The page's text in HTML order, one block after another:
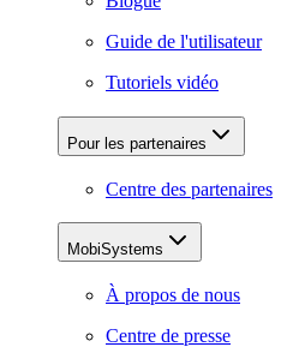
Guide de l'utilisateur
Tutoriels vidéo
Pour les partenaires
Centre des partenaires
MobiSystems
À propos de nous
Centre de presse